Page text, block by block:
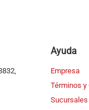
Ayuda
Empresa
Términos y
Sucursales